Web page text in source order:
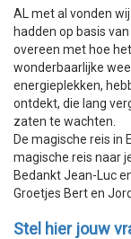
AL met al vonden
hadden op basis
overeen met hoe
wonderbaarlijke
energieplekken,
ontdekt, die lang
zaten te wachten.
De magische reis in
magische reis naar
Bedankt Jean-Luc
Groetjes Bert en
Stel hier jouw